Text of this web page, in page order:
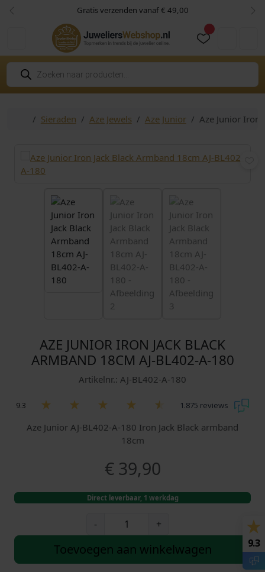
Skip to content
Skip to footer Gratis verzenden vanaf € 49,00
Vorige
P
o
d
HomeSieraden Aze Jewels Aze Junior Aze Junior Iron
AZE JUNIOR IRON JACK BLACK
ARMBAND 18CM AJ-BL402-A-180
Artikelnr.: AJ-BL402-A-180
9.3 1.875 reviews
Aze Junior AJ-BL402-A-180 Iron Jack Black armband
18cm
€39,90
Direct leverbaar, 1 werkdag
-
e
+
Toevoegen aan winkelwagen 9.3